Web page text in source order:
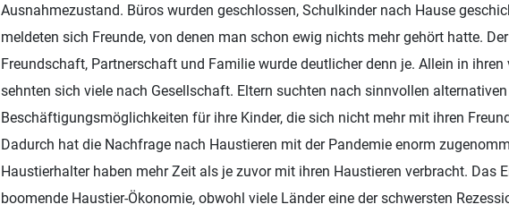
Ausnahmezustand. Büros wurden geschlossen, Schulkinder nach Hause
meldeten sich Freunde, von denen man schon ewig nichts mehr gehört hatte.
Freundschaft, Partnerschaft und Familie wurde deutlicher denn je. Allein in ihren
sehnten sich viele nach Gesellschaft. Eltern suchten nach sinnvollen alternativen
Beschäftigungsmöglichkeiten für ihre Kinder, die sich nicht mehr mit ihren
Dadurch hat die Nachfrage nach Haustieren mit der Pandemie enorm
Haustierhalter haben mehr Zeit als je zuvor mit ihren Haustieren verbracht. Das
boomende Haustier-Ökonomie, obwohl viele Länder eine der schwersten